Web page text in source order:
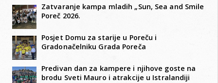
Zatvaranje kampa mladih „Sun, Sea and Smile
Poreč 2026.
Posjet Domu za starije u Poreču i
Gradonačelniku Grada Poreča
Predivan dan za kampere i njihove goste na
brodu Sveti Mauro i atrakcije u Istralandiji